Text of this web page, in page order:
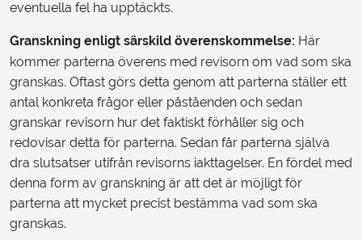
eventuella fel ha upptäckts.
Granskning enligt särskild överenskommelse: Här
kommer parterna överens med revisorn om vad som ska
granskas. Oftast görs detta genom att parterna ställer ett
antal konkreta frågor eller påståenden och sedan
granskar revisorn hur det faktiskt förhåller sig och
redovisar detta för parterna. Sedan får parterna själva
dra slutsatser utifrån revisorns iakttagelser. En fördel med
denna form av granskning är att det är möjligt för
parterna att mycket precist bestämma vad som ska
granskas.